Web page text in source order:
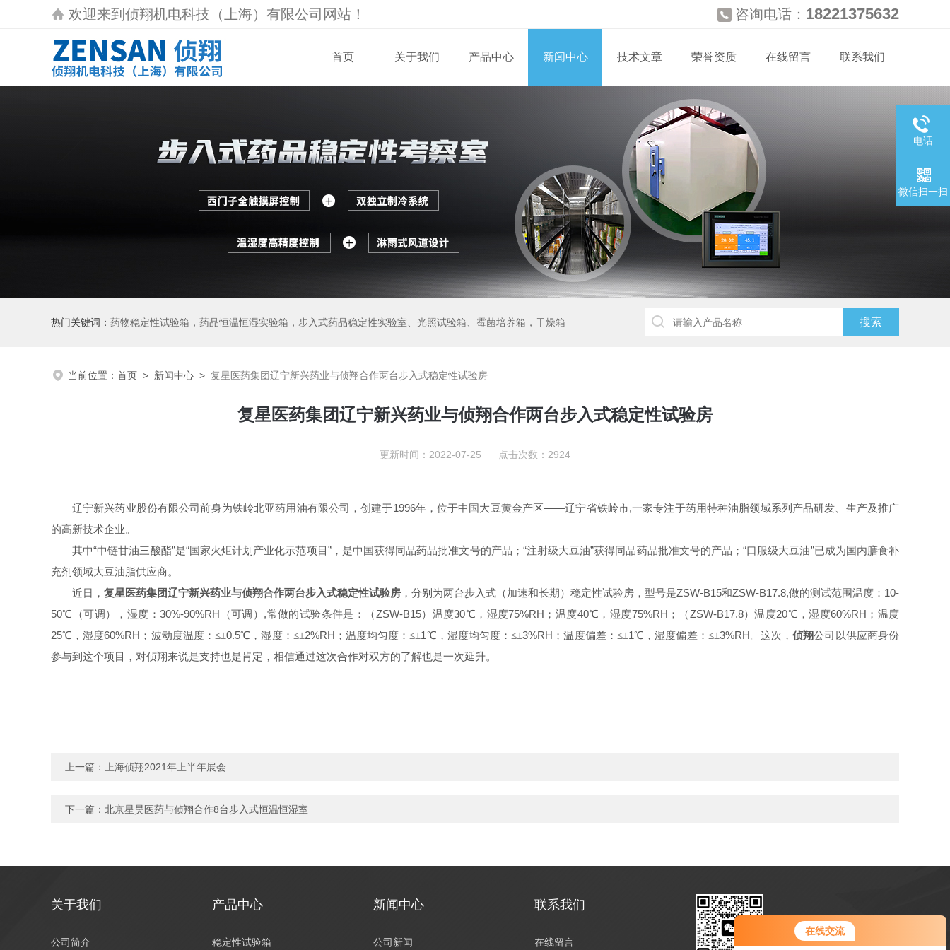
在线交流
欢迎来到 侦翔机电科技（上海）有限公司 网站！ 咨询电话： 18221375632
首页 关于我们 产品中心 新闻中心 技术文章 荣誉资质 在线留言 联系我们
热门关键词： 药物稳定性试验箱，药品恒温恒湿实验箱，步入式药品稳定性实验室、光照试验箱、霉菌培养箱，干燥箱
当前位置： 首页 > 新闻中心 > 复星医药集团辽宁新兴药业与侦翔合作两台步入式稳定性试验房
复星医药集团辽宁新兴药业与侦翔合作两台步入式稳定性试验房
更新时间：2022-07-25 点击次数：2924
辽宁新兴药业股份有限公司前身为铁岭北亚药用油有限公司，创建于1996年，位于中国大豆黄金产区——辽宁省铁岭市,一家专注于药用特种油脂领域系列产品研发、生产及推广
的高新技术企业。
其中“中链甘油三酸酯”是“国家火炬计划产业化示范项目”，是中国获得同品药品批准文号的产品；“注射级大豆油”获得同品药品批准文号的产品；“口服级大豆油”已成为国内膳食补
充剂领域大豆油脂供应商。
近日， 复星医药集团辽宁新兴药业与侦翔合作两台步入式稳定性试验房 ，分别为两台步入式（加速和长期）稳定性试验房 ，型号是ZSW-B15和ZSW-B17.8,做的测试范围温度： 10-
50℃（可调），湿度：30%-90%RH （可调） ,常做的试验条件是：（ZSW-B15）温度30℃，湿度75%RH ；温度40℃，湿度75%RH ；（ZSW-B17.8）温度20℃，湿度60%RH ；温度
25℃，湿度60%RH ；波动度温度：≤±0.5℃，湿度：≤±2%RH ；温度均匀度：≤±1℃，湿度均匀度：≤±3%RH ；温度偏差：≤±1℃，湿度偏差：≤±3%RH。这次，侦翔公司以供应商身份
参与到这个项目，对侦翔来说是支持也是肯定，相信通过这次合作对双方的了解也是一次延升。
上一篇： 上海侦翔2021年上半年展会
下一篇： 北京星昊医药与侦翔合作8台步入式恒温恒湿室
关于我们
公司简介
产品中心
稳定性试验箱
新闻中心
公司新闻
联系我们
在线留言
扫码联系我们
电话
微信扫一扫